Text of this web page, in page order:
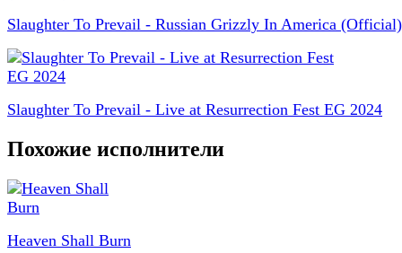
Slaughter To Prevail - Russian Grizzly In America (Official)
Slaughter To Prevail - Live at Resurrection Fest EG 2024
Похожие исполнители
Heaven Shall Burn